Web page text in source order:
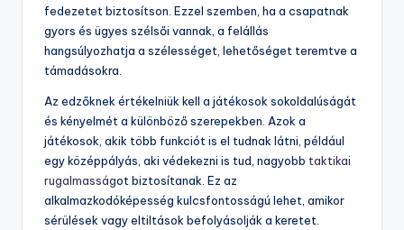
fedezetet biztosítson. Ezzel szemben, ha a csapatnak
gyors és ügyes szélsői vannak, a felállás
hangsúlyozhatja a szélességet, lehetőséget teremtve a
támadásokra.
Az edzőknek értékelniük kell a játékosok sokoldalúságát
és kényelmét a különböző szerepekben. Azok a
játékosok, akik több funkciót is el tudnak látni, például
egy középpályás, aki védekezni is tud, nagyobb taktikai
rugalmasságot biztosítanak. Ez az
alkalmazkodóképesség kulcsfontosságú lehet, amikor
sérülések vagy eltiltások befolyásolják a keretet.